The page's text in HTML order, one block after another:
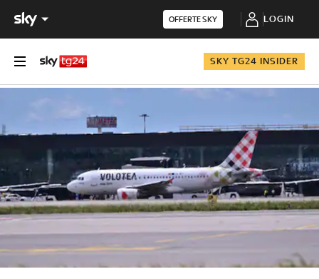
OFFERTE SKY LOGIN
SKY TG24 INSIDER